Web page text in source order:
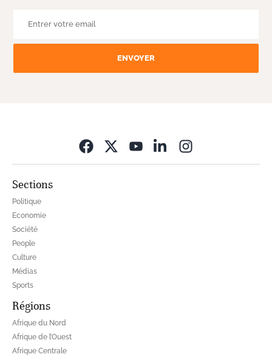
ENVOYER
Sections
Politique
Economie
Société
People
Culture
Médias
Sports
Régions
Afrique du Nord
Afrique de l’Ouest
Afrique Centrale